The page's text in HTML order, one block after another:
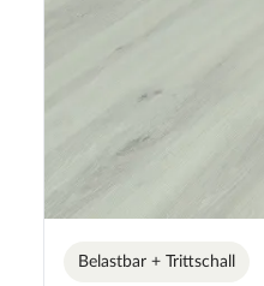
Belastbar + Trittschall